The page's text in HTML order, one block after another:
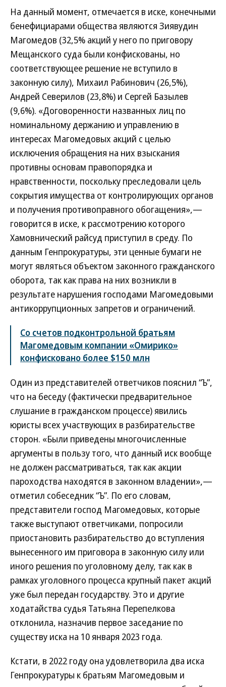
На данный момент, отмечается в иске, конечными
бенефициарами общества являются Зиявудин
Магомедов (32,5% акций у него по приговору
Мещанского суда были конфискованы, но
соответствующее решение не вступило в
законную силу), Михаил Рабинович (26,5%),
Андрей Северилов (23,8%) и Сергей Базылев
(9,6%). «Договоренности названных лиц по
номинальному держанию и управлению в
интересах Магомедовых акций с целью
исключения обращения на них взыскания
противны основам правопорядка и
нравственности, поскольку преследовали цель
сокрытия имущества от контролирующих органов
и получения противоправного обогащения»,—
говорится в иске, к рассмотрению которого
Хамовнический райсуд приступил в среду. По
данным Генпрокуратуры, эти ценные бумаги не
могут являться объектом законного гражданского
оборота, так как права на них возникли в
результате нарушения господами Магомедовыми
антикоррупционных запретов и ограничений.
Со счетов подконтрольной братьям
Магомедовым компании «Омирико»
конфисковано более $150 млн
Один из представителей ответчиков пояснил “Ъ”,
что на беседу (фактически предварительное
слушание в гражданском процессе) явились
юристы всех участвующих в разбирательстве
сторон. «Были приведены многочисленные
аргументы в пользу того, что данный иск вообще
не должен рассматриваться, так как акции
пароходства находятся в законном владении»,—
отметил собеседник “Ъ”. По его словам,
представители господ Магомедовых, которые
также выступают ответчиками, попросили
приостановить разбирательство до вступления
вынесенного им приговора в законную силу или
иного решения по уголовному делу, так как в
рамках уголовного процесса крупный пакет акций
уже был передан государству. Это и другие
ходатайства судья Татьяна Перепелкова
отклонила, назначив первое заседание по
существу иска на 10 января 2023 года.
Кстати, в 2022 году она удовлетворила два иска
Генпрокуратуры к братьям Магомедовым и